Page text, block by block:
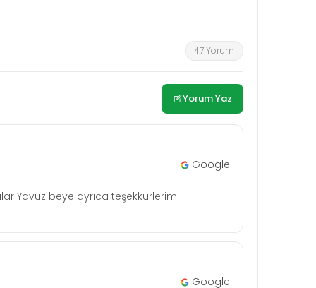
47 Yorum
Yorum Yaz
Google
Yavuz beye ayrıca teşekkürlerimi
Google